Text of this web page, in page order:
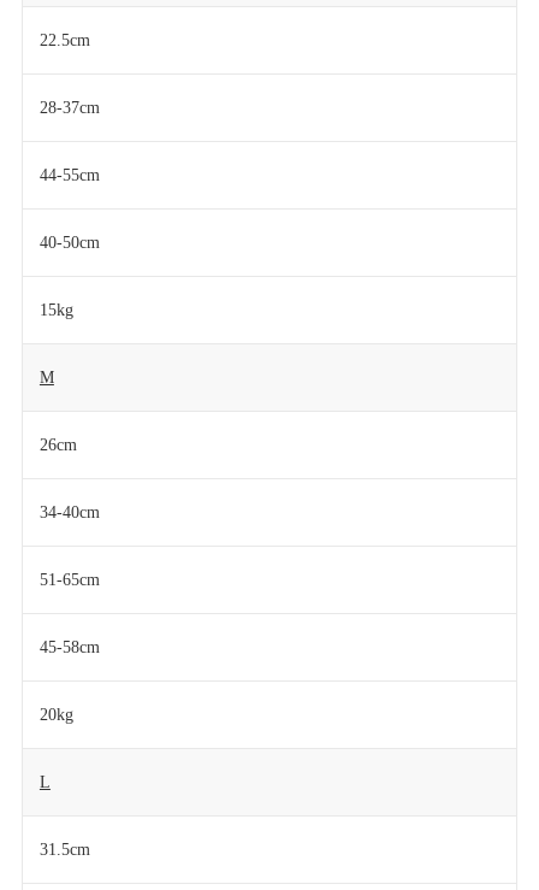
22.5cm
28-37cm
44-55cm
40-50cm
15kg
M
26cm
34-40cm
51-65cm
45-58cm
20kg
L
31.5cm